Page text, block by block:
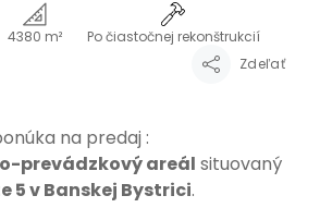
4380 m²
Po čiastočnej rekonštrukcií
Zdeľať
na predaj :
prevádzkový areál situovaný
5 v Banskej Bystrici.